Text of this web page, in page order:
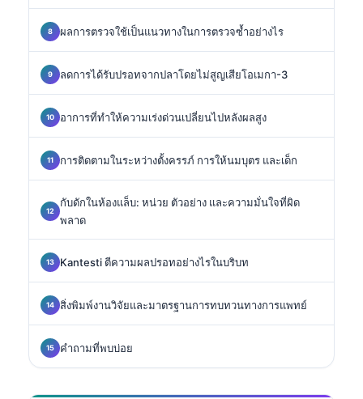
ผลการตรวจใช้เป็นแนวทางในการตรวจซ้ำอย่างไร
ลดการได้รับปรอทจากปลาโดยไม่สูญเสียโอเมกา-3
อาการที่ทำให้ความเร่งด่วนเปลี่ยนไปหลังผลสูง
การติดตามในระหว่างตั้งครรภ์ การให้นมบุตร และเด็ก
กับดักในห้องแล็บ: หน่วย ตัวอย่าง และความมั่นใจที่ผิด
พลาด
Kantesti ตีความผลปรอทอย่างไรในบริบท
สิ่งพิมพ์งานวิจัยและมาตรฐานการทบทวนทางการแพทย์
คำถามที่พบบ่อย